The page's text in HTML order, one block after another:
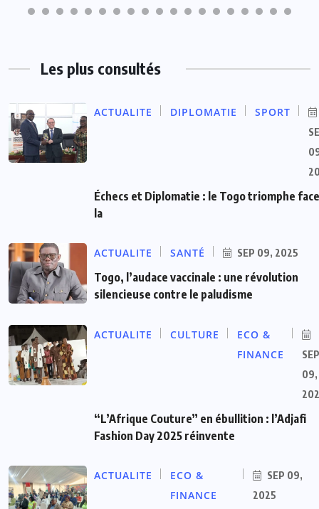
Les plus consultés
ACTUALITE DIPLOMATIE SPORT
Échecs et Diplomatie : le Togo triomphe
la
ACTUALITE SANTÉ SEP 09, 2025
Togo, l’audace vaccinale : une révolution
silencieuse contre le paludisme
ACTUALITE CULTURE
ECO &
FINANCE
SEP
09,
“L’Afrique Couture” en ébullition : l’Adjafi
Fashion Day 2025 réinvente
ACTUALITE
ECO &
FINANCE
SEP 09,
2025